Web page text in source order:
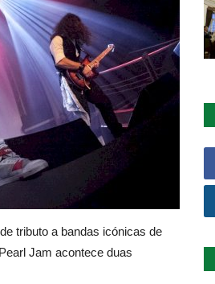
tributo a bandas icónicas de
Jam acontece duas